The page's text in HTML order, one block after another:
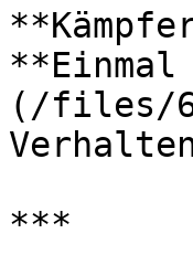
(/files/
***